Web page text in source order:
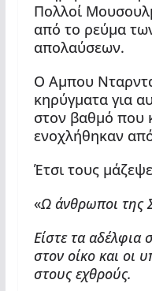
Πολλοί
από το ρεύμα
απολαύσεων.
Ο Αμπου
κηρύγματα για
στον βαθμό που
ενοχλήθηκαν
Έτσι τους
«Ω άνθρωποι της
Είστε τα αδέλφια
στον οίκο και οι
στους εχθρούς.